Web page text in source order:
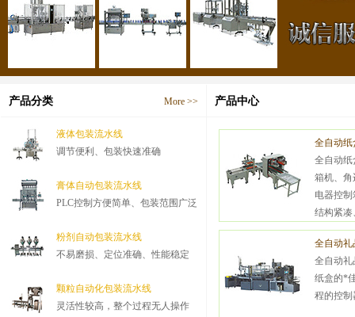
产品分类 More >>
液体包装流水线
调节便利、包装快速准确
膏体自动包装流水线
PLC控制方便简单、包装范围广泛
粉剂自动包装流水线
不易磨损、定位准确、性能稳定
颗粒自动化包装流水线
灵活性较高，整个过程无人操作
产品中心
全自动纸
全自动纸
箱机、角
电器控
结构紧凑
全自动礼
全自动礼
纸盒的*
程的控制